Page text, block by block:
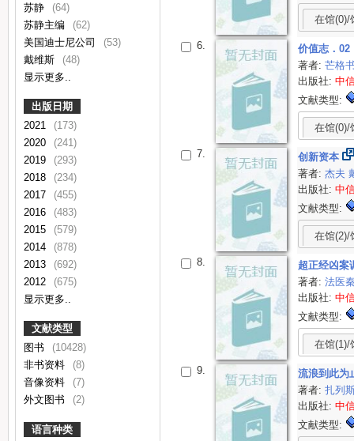
苏静
(64)
苏静主编
(62)
美国迪士尼公司
(53)
戴维斯
(48)
显示更多..
出版日期
2021
(173)
2020
(241)
2019
(293)
2018
(234)
2017
(455)
2016
(483)
2015
(579)
2014
(878)
2013
(692)
2012
(675)
显示更多..
文献类型
图书
(10428)
非书资料
(8)
音像资料
(7)
外文图书
(2)
语言种类
在馆(0)/
6.
价值志．
著者:芒格
出版社:中
文献类型:
在馆(0)/
7.
创新资本
著者:杰夫
出版社:中
文献类型:
在馆(2)/
8.
超正经凶案
著者:法医
出版社:中
文献类型:
在馆(1)/
9.
流浪到此
著者:扎列
出版社:中
文献类型: